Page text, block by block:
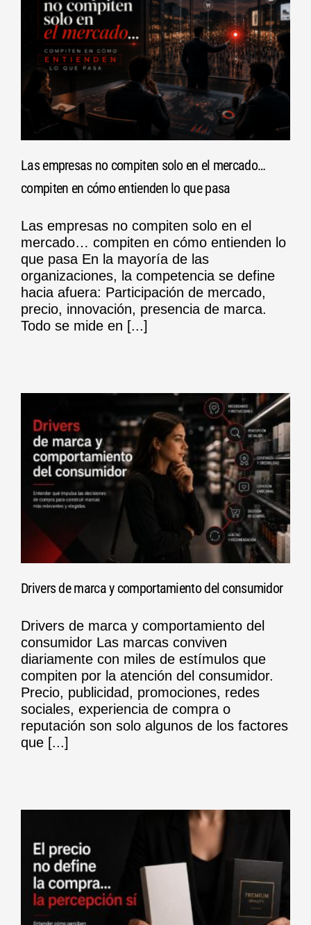
Las empresas no compiten solo en el mercado…
compiten en cómo entienden lo que pasa
Las empresas no compiten solo en el
mercado… compiten en cómo entienden lo
que pasa En la mayoría de las
organizaciones, la competencia se define
hacia afuera: Participación de mercado,
precio, innovación, presencia de marca.
Todo se mide en [...]
Drivers de marca y comportamiento del consumidor
Drivers de marca y comportamiento del
consumidor Las marcas conviven
diariamente con miles de estímulos que
compiten por la atención del consumidor.
Precio, publicidad, promociones, redes
sociales, experiencia de compra o
reputación son solo algunos de los factores
que [...]